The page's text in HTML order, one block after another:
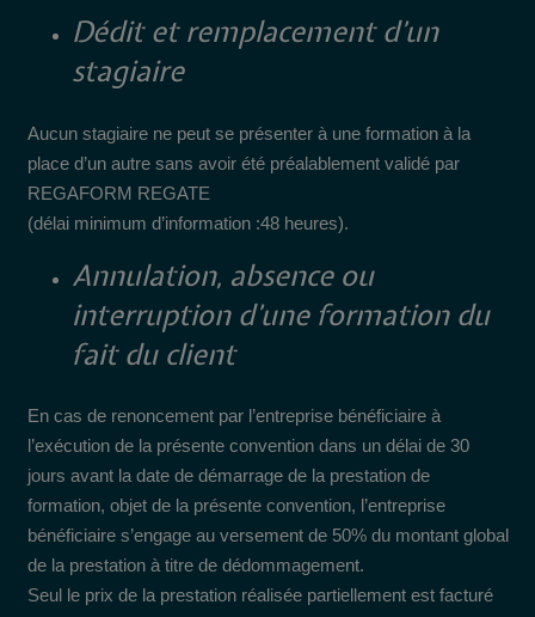
Dédit et remplacement d’un
stagiaire
Aucun stagiaire ne peut se présenter à une formation à la
place d’un autre sans avoir été préalablement validé par
REGAFORM REGATE
(délai minimum d’information :48 heures).
Annulation, absence ou
interruption d’une formation du
fait du client
En cas de renoncement par l’entreprise bénéficiaire à
l’exécution de la présente convention dans un délai de 30
jours avant la date de démarrage de la prestation de
formation, objet de la présente convention, l’entreprise
bénéficiaire s’engage au versement de 50% du montant global
de la prestation à titre de dédommagement.
Seul le prix de la prestation réalisée partiellement est facturé